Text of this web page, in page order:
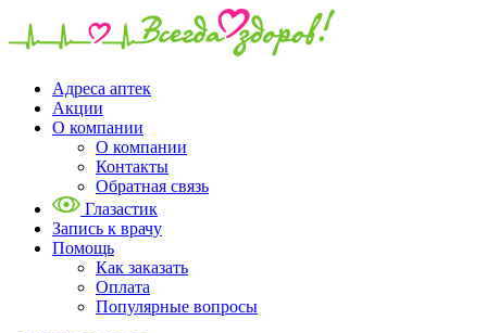
Адреса аптек
Акции
О компании
О компании
Контакты
Обратная связь
Глазастик
Запись к врачу
Помощь
Как заказать
Оплата
Популярные вопросы